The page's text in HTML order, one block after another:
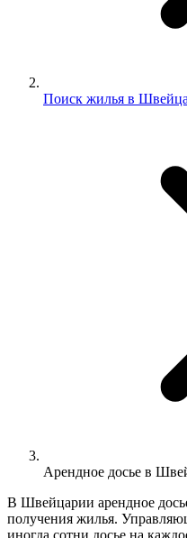
Поиск жилья в
Арендное досье в
В Швейцарии арендное
получения жилья.
иногда сотни досье на